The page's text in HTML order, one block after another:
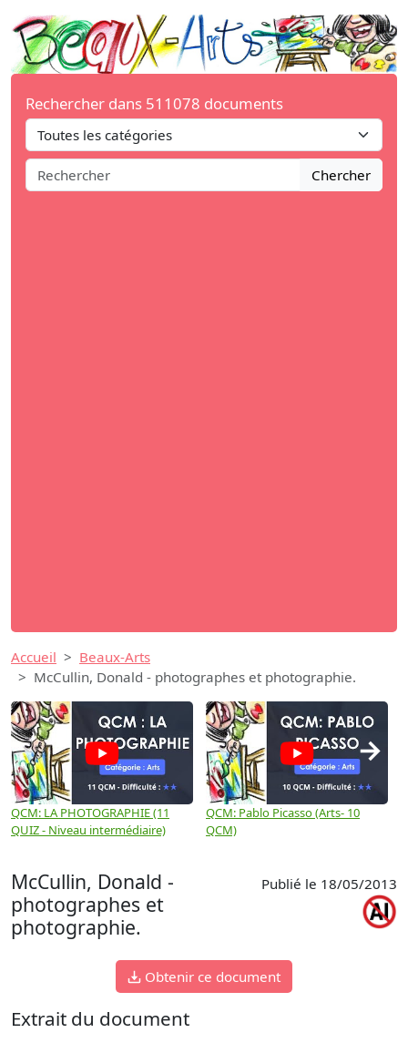
Rechercher dans 511078 documents
Chercher
Accueil
Beaux-Arts
McCullin, Donald - photographes et photographie.
QCM: LA PHOTOGRAPHIE (11
QUIZ - Niveau intermédiaire)
QCM: Pablo Picasso (Arts- 10
QCM)
→
McCullin, Donald -
photographes et
photographie.
Publié le 18/05/2013
Obtenir ce document
Extrait du document